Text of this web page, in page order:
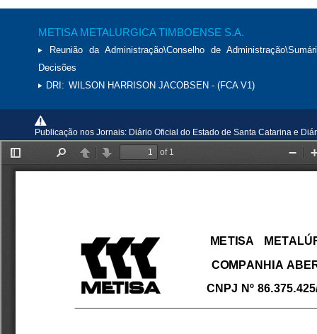
METISA METALURGICA TIMBOENSE S.A.
Reunião da Administração\Conselho de
Decisões
DRI: WILSON HARRISON JACOBSEN - (FCA V1)
Publicação nos Jornais: Diário Oficial do Estado de Santa Catarina e